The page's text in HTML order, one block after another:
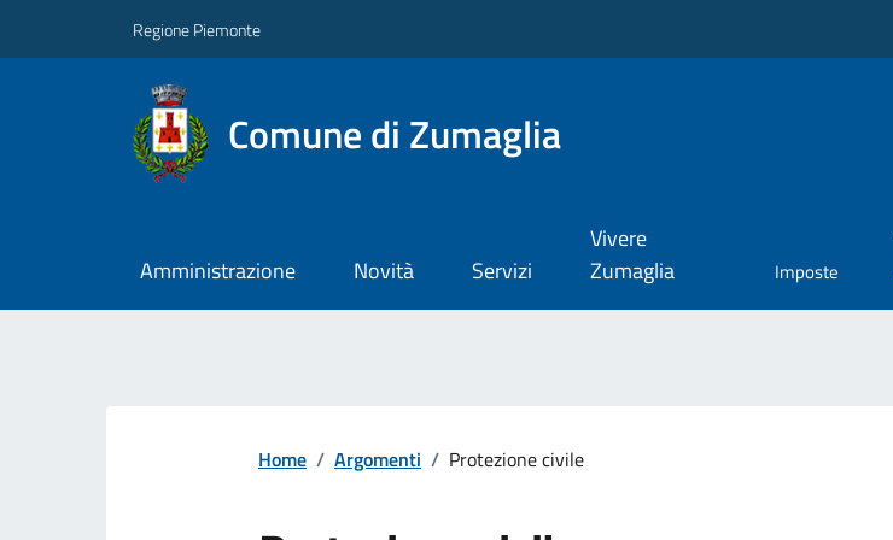
Regione Piemonte
Comune di Zumaglia
Amministrazione Novità Servizi
Vivere
Zumaglia
Imposte
Home / Argomenti / Protezione civile